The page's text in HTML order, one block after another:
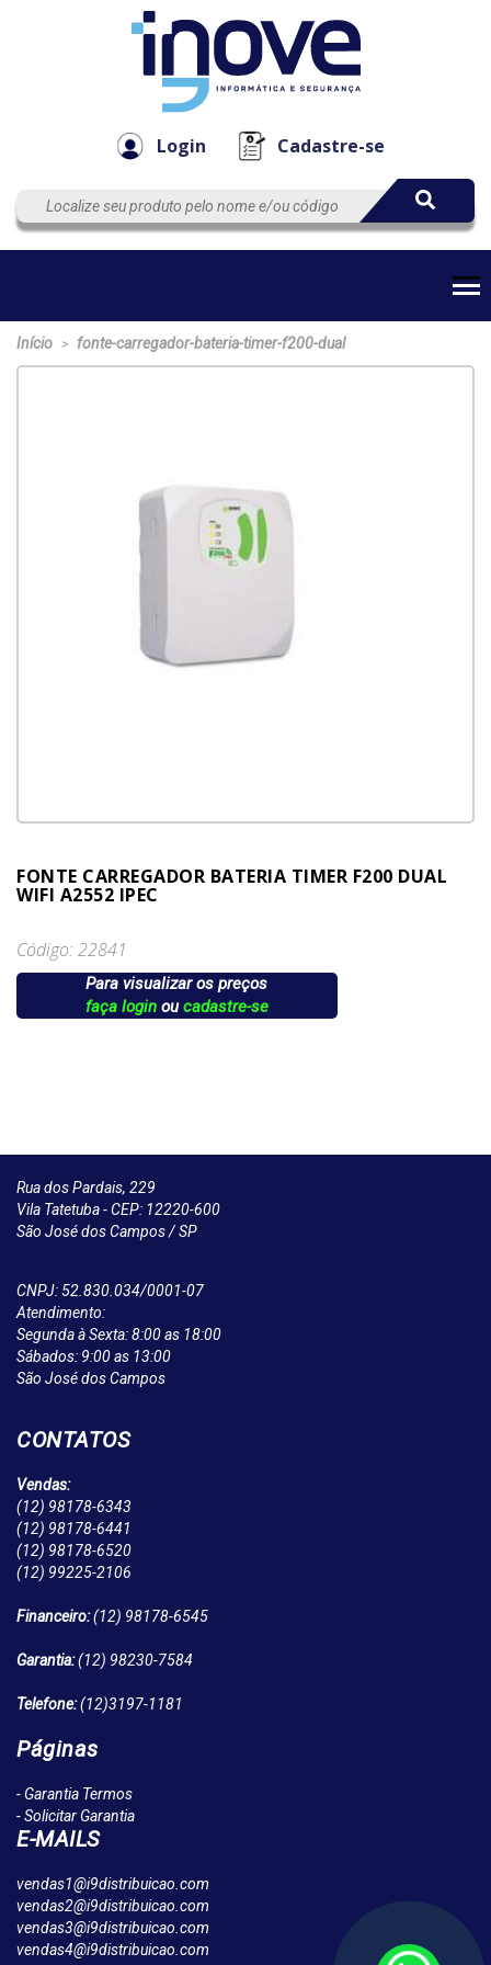
Login Cadastre-se
EmpresaAutomação
Início > fonte-carregador-bateria-timer-f200-dual
FONTE CARREGADOR BATERIA TIMER F200 DUAL
WIFI A2552 IPEC
Código: 22841
Para visualizar os preços
faça loginoucadastre-se
Rua dos Pardais, 229
Vila Tatetuba - CEP: 12220-600
São José dos Campos / SP
CNPJ: 52.830.034/0001-07
Atendimento:
Segunda à Sexta: 8:00 as 18:00
Sábados: 9:00 as 13:00
São José dos Campos
CONTATOS
Vendas:
(12) 98178-6343
(12) 98178-6441
(12) 98178-6520
(12) 99225-2106
Financeiro:(12) 98178-6545
Garantia:(12) 98230-7584
Telefone:(12)3197-1181
Páginas
- Garantia Termos
- Solicitar Garantia
E-MAILS
vendas1@i9distribuicao.com
vendas2@i9distribuicao.com
vendas3@i9distribuicao.com
vendas4@i9distribuicao.com